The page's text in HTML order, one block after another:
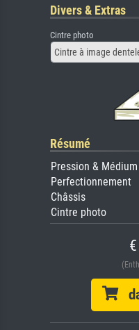
Divers & Extras
Cintre photo
Cintre à image
Résumé
Pression & Médium
Perfectionnement
Châssis
Cintre photo